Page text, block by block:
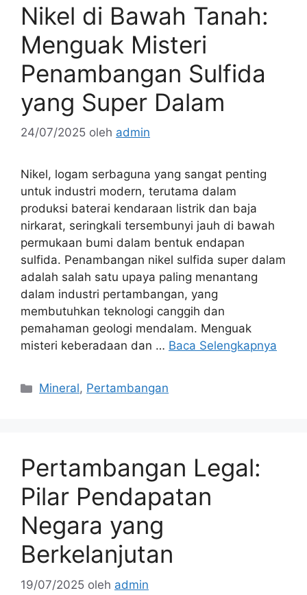
Nikel di Bawah Tanah:
Menguak Misteri
Penambangan Sulfida
yang Super Dalam
24/07/2025 oleh admin
Nikel, logam serbaguna yang sangat penting
untuk industri modern, terutama dalam
produksi baterai kendaraan listrik dan baja
nirkarat, seringkali tersembunyi jauh di bawah
permukaan bumi dalam bentuk endapan
sulfida. Penambangan nikel sulfida super dalam
adalah salah satu upaya paling menantang
dalam industri pertambangan, yang
membutuhkan teknologi canggih dan
pemahaman geologi mendalam. Menguak
misteri keberadaan dan … Baca Selengkapnya
Kategori
Mineral, Pertambangan
Pertambangan Legal:
Pilar Pendapatan
Negara yang
Berkelanjutan
19/07/2025 oleh admin